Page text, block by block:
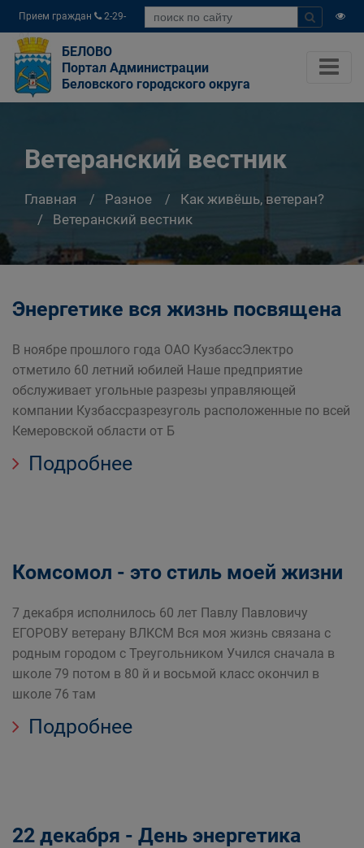
Прием граждан
2-29-
04
БЕЛОВО
Портал Администрации
Беловского городского округа
Ветеранский вестник
Главная Разное
Как живёшь, ветеран?
Ветеранский вестник
Энергетике вся жизнь посвящена
В ноябре прошлого года ОАО КузбассЭлектро
отметило 60 летний юбилей Наше предприятие
обслуживает угольные разрезы управляющей
компании Кузбассразрезуголь расположенные по всей
Кемеровской области от Б
Подробнее
Комсомол - это стиль моей жизни
7 декабря исполнилось 60 лет Павлу Павловичу
ЕГОРОВУ ветерану ВЛКСМ Вся моя жизнь связана с
родным городом с Треугольником Учился сначала в
школе 79 потом в 80 й и восьмой класс окончил в
школе 76 там
Подробнее
22 декабря - День энергетика